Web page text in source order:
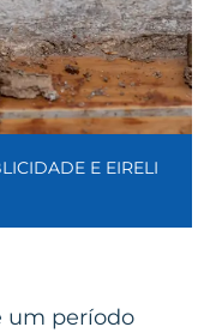
E EIRELI
um período